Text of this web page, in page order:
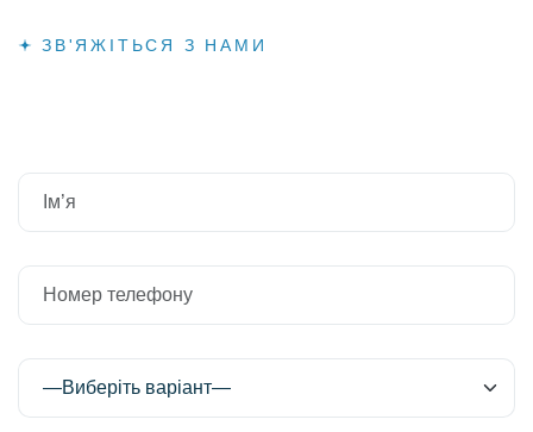
ЗВ'ЯЖІТЬСЯ З НАМИ